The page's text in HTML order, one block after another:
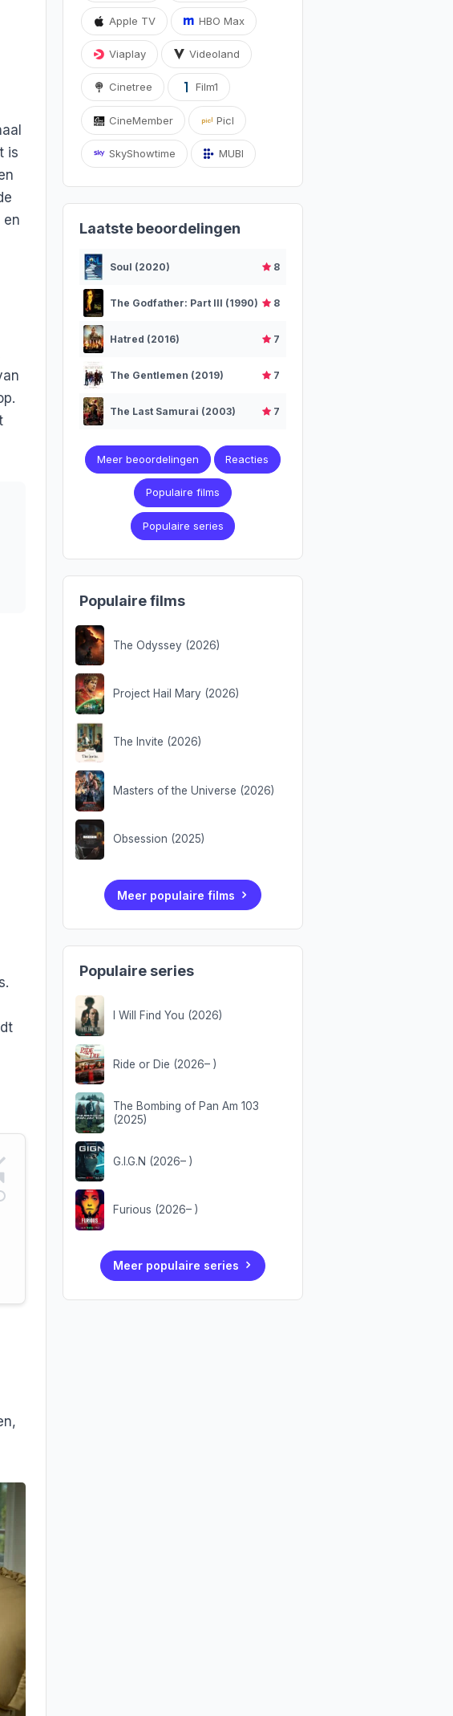
is
en
Apple TV HBO Max
Viaplay Videoland
Cinetree Film1
CineMember Picl
SkyShowtime MUBI
Laatste beoordelingen
Soul (2020) 8
The Godfather: Part III (1990) 8
Hatred (2016) 7
The Gentlemen (2019) 7
The Last Samurai (2003) 7
Meer beoordelingen Reacties
Populaire films
Populaire series
Populaire films
The Odyssey (2026)
Project Hail Mary (2026)
The Invite (2026)
Masters of the Universe (2026)
Obsession (2025)
Meer populaire films
Populaire series
I Will Find You (2026)
Ride or Die (2026– )
The Bombing of Pan Am 103
(2025)
G.I.G.N (2026– )
Furious (2026– )
Meer populaire series